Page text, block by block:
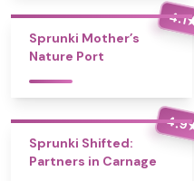
4.1
Sprunki Mother’s
Nature Port
4.9
Sprunki Shifted:
Partners in Carnage